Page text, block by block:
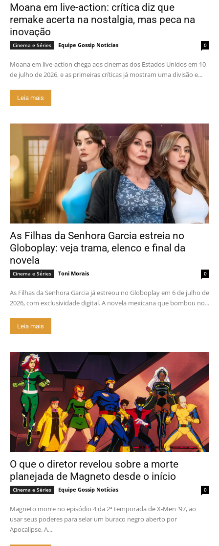
Moana em live-action: crítica diz que
remake acerta na nostalgia, mas peca na
inovação
Cinema e Séries Equipe Gossip Notícias 0
Moana em live-action chega aos cinemas dos Estados Unidos em 10
de julho de 2026, e as primeiras críticas já mostram uma divisão e...
Leia mais
As Filhas da Senhora Garcia estreia no
Globoplay: veja trama, elenco e final da
novela
Cinema e Séries Toni Morais 0
As Filhas da Senhora Garcia já estreou no Globoplay em 6 de julho de
2026, com exclusividade digital. A novela mexicana que bombou no...
Leia mais
O que o diretor revelou sobre a morte
planejada de Magneto desde o início
Cinema e Séries Equipe Gossip Notícias 0
Magneto morre no episódio 4 da 2ª temporada de X-Men '97, ao
usar seus poderes para selar um buraco negro aberto por
Apocalipse. A...